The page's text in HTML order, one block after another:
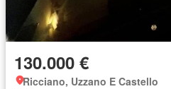
130.000 €
Ricciano, Uzzano E Castello